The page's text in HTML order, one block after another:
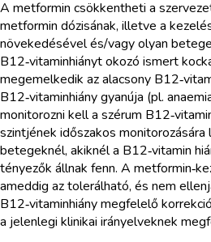
A metformin csökkentheti a
metformin dózisának, illetve a
növekedésével és/vagy olyan
B12‑vitaminhiányt okozó ismert
megemelkedik az alacsony
B12‑vitaminhiány gyanúja (pl.
monitorozni kell a szérum
szintjének időszakos
betegeknél, akiknél a B12‑vitamin
tényezők állnak fenn. A
ameddig az tolerálható, és nem
B12‑vitaminhiány megfelelő
a jelenlegi klinikai irányelveknek